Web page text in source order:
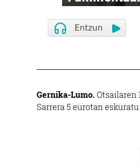
Gernika-Lumo.Otsailaren
Sarrera 5 eurotan